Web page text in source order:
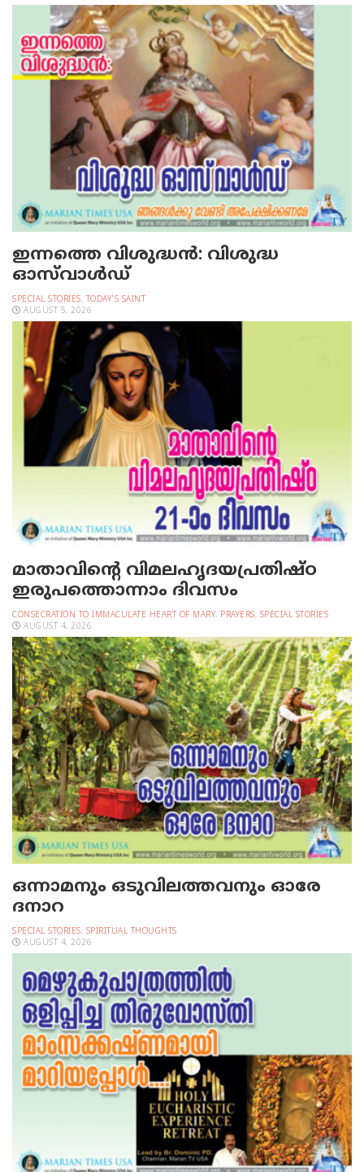
ഇന്നത്തെ വിശുദ്ധന്‍: വിശുദ്ധ
ഓസ്‌വാള്‍ഡ്
SPECIAL STORIES, TODAY'S SAINT
AUGUST 5, 2026
മാതാവിന്റെ വിമലഹൃദയപ്രതിഷ്ഠ
ഇരുപത്തൊന്നാം ദിവസം
CONSECRATION TO IMMACULATE HEART OF MARY, PRAYERS, SPECIAL STORIES
AUGUST 4, 2026
ഒന്നാമനും ഒടുവിലത്തവനും ഓരേ
ദനാറ
SPECIAL STORIES, SPIRITUAL THOUGHTS
AUGUST 4, 2026